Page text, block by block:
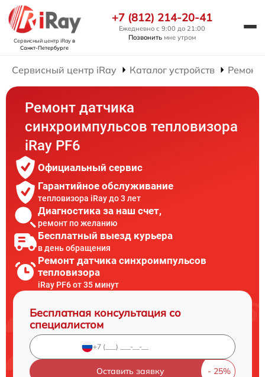
Сервисный центр iRayв
Санкт-Петербурге
+7 (812) 214-20-41
Ежедневно с 9:00 до 21:00
Позвонить мне утром
Сервисный центр iRay Каталог устройств Ремонт
Ремонт датчика
синхроимпульсов тепловизора
iRay PF6
Официальный сервис
Гарантийное обслуживание
тепловизора iRay до 3 лет
Диагностика за наш счет,
ремонт по желанию
Бесплатный выезд курьера
в день обращения
Ремонт датчика синхроимпульсов
тепловизора
iRay PF6 от 35 минут
Бесплатная консультация со
специалистом
Оставить заявку